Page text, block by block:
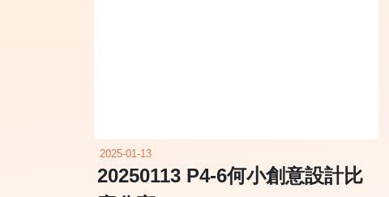
2025-01-13
20250113 P4-6何小創意設計比